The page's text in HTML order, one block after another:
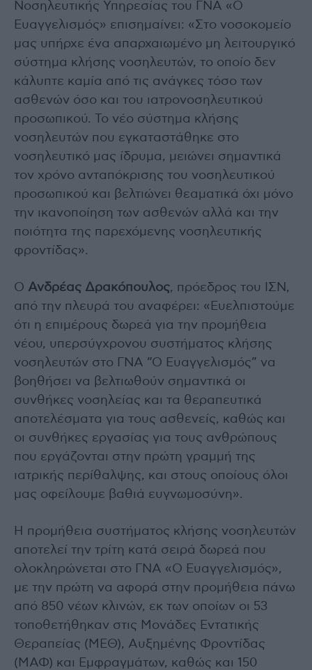
Νοσηλευτικής Υπηρεσίας του ΓΝΑ «Ο
Ευαγγελισμός» επισημαίνει: «Στο νοσοκομείο
μας υπήρχε ένα απαρχαιωμένο μη λειτουργικό
σύστημα κλήσης νοσηλευτών, το οποίο δεν
κάλυπτε καμία από τις ανάγκες τόσο των
ασθενών όσο και του ιατρονοσηλευτικού
προσωπικού. Το νέο σύστημα κλήσης
νοσηλευτών που εγκαταστάθηκε στο
νοσηλευτικό μας ίδρυμα, μειώνει σημαντικά
τον χρόνο ανταπόκρισης του νοσηλευτικού
προσωπικού και βελτιώνει θεαματικά όχι μόνο
την ικανοποίηση των ασθενών αλλά και την
ποιότητα της παρεχόμενης νοσηλευτικής
φροντίδας».
O Ανδρέας Δρακόπουλος, πρόεδρος του ΙΣΝ,
από την πλευρά του αναφέρει: «Ευελπιστούμε
ότι η επιμέρους δωρεά για την προμήθεια
νέου, υπερσύγχρονου συστήματος κλήσης
νοσηλευτών στο ΓΝΑ ”Ο Ευαγγελισμός” να
βοηθήσει να βελτιωθούν σημαντικά οι
συνθήκες νοσηλείας και τα θεραπευτικά
αποτελέσματα για τους ασθενείς, καθώς και
οι συνθήκες εργασίας για τους ανθρώπους
που εργάζονται στην πρώτη γραμμή της
ιατρικής περίθαλψης, και στους οποίους όλοι
μας οφείλουμε βαθιά ευγνωμοσύνη».
Η προμήθεια συστήματος κλήσης νοσηλευτών
αποτελεί την τρίτη κατά σειρά δωρεά που
ολοκληρώνεται στο ΓΝΑ «Ο Ευαγγελισμός»,
με την πρώτη να αφορά στην προμήθεια πάνω
από 850 νέων κλινών, εκ των οποίων οι 53
τοποθετήθηκαν στις Μονάδες Εντατικής
Θεραπείας (ΜΕΘ), Αυξημένης Φροντίδας
(ΜΑΦ) και Εμφραγμάτων, καθώς και 150